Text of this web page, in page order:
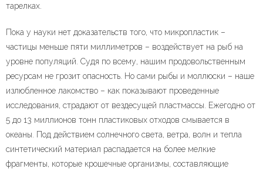
тарелках.
Пока у науки нет доказательств того, что микропластик –
частицы меньше пяти миллиметров – воздействует на рыб на
уровне популяций. Судя по всему, нашим продовольственным
ресурсам не грозит опасность. Но сами рыбы и моллюски – наше
излюбленное лакомство – как показывают проведенные
исследования, страдают от вездесущей пластмассы. Ежегодно от
5 до 13 миллионов тонн пластиковых отходов смывается в
океаны. Под действием солнечного света, ветра, волн и тепла
синтетический материал распадается на более мелкие
фрагменты, которые крошечные организмы, составляющие